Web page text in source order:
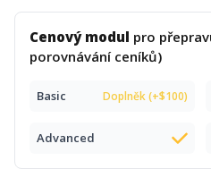
Cenový modul pro
porovnávání ceníků)
Basic Doplněk (+$100)
Advanced